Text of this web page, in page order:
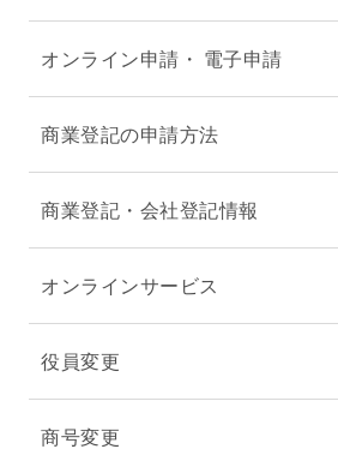
オンライン申請・ 電子申請
商業登記の申請方法
商業登記・会社登記情報
オンラインサービス
役員変更
商号変更